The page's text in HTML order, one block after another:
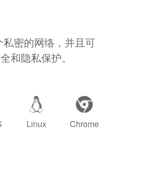
密的网络，并且可
和隐私保护。
Linux Chrome